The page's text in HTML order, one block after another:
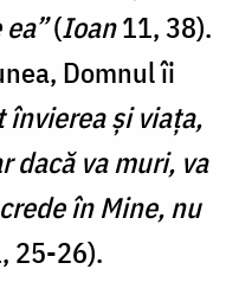
ea”(Ioan11, 38).
Domnul îi
învierea și viața,
dacă va muri, va
în Mine, nu
25-26).